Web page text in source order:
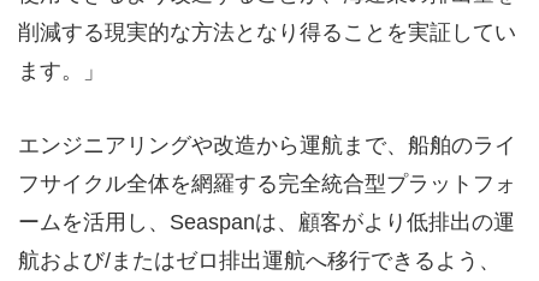
削減する現実的な方法となり得ることを実証してい
ます。」
エンジニアリングや改造から運航まで、船舶のライ
フサイクル全体を網羅する完全統合型プラットフォ
ームを活用し、Seaspanは、顧客がより低排出の運
航および/またはゼロ排出運航へ移行できるよう、